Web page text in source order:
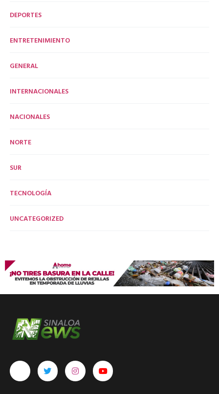
DEPORTES
ENTRETENIMIENTO
GENERAL
INTERNACIONALES
NACIONALES
NORTE
SUR
TECNOLOGÍA
UNCATEGORIZED